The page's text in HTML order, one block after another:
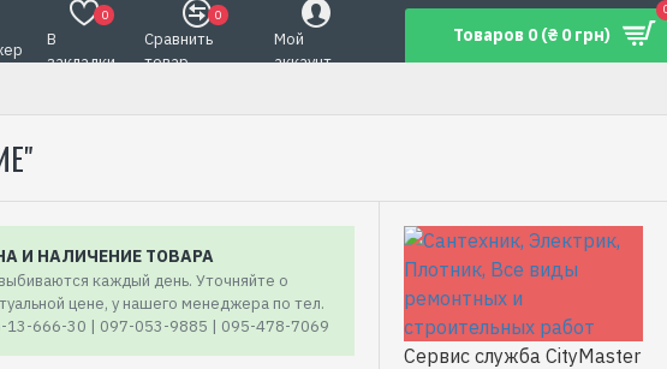
В
закладки
0
Сравнить
товар
0
Мой
аккаунт
Товаров 0 (₴ 0 грн)
И НАЛИЧЕНИЕ ТОВАРА
каждый день. Уточняйте о
цене, у нашего менеджера по тел.
13-666-30 | 097-053-9885 | 095-478-7069
Сервис служба CityMaster